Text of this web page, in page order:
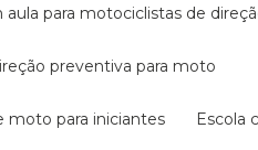
aula para motociclistas de
preventiva para moto
moto para iniciantes